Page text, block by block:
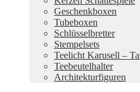
Geschenkboxen
Tubeboxen
Schlüsselbretter
Stempelsets
Teelicht Karusell –
Teebeutelhalter
Architekturfiguren